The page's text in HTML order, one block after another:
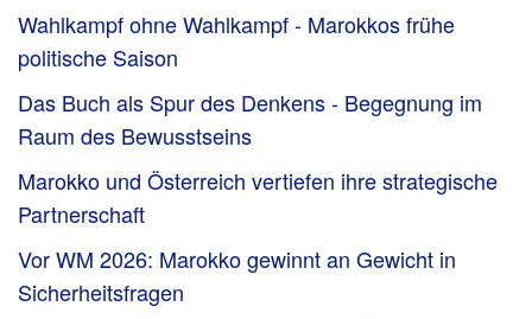
Wahlkampf ohne Wahlkampf - Marokkos frühe
politische Saison
Das Buch als Spur des Denkens - Begegnung im
Raum des Bewusstseins
Marokko und Österreich vertiefen ihre strategische
Partnerschaft
Vor WM 2026: Marokko gewinnt an Gewicht in
Sicherheitsfragen